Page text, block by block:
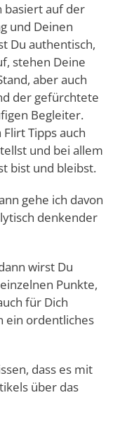
basiert auf der
und Deinen
Du authentisch,
stehen Deine
aber auch
der gefürchtete
Begleiter.
Tipps auch
und bei allem
bist und bleibst.
gehe ich davon
denkender
wirst Du
Punkte,
für Dich
ein ordentliches
dass es mit
über das